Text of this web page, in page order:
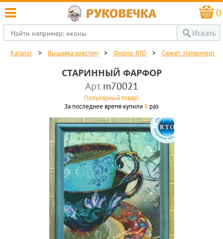
0
Искать
Каталог > Вышивка крестом > Фирма: RTO > Сюжет: Натюрморт
СТАРИННЫЙ ФАРФОР
Арт. m70021
Популярный товар!
За последнее время купили 8 раз